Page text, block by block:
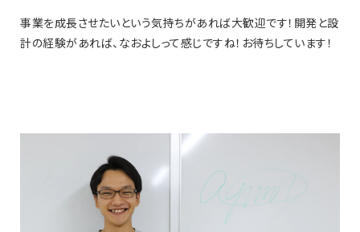
事業を成長させたいという気持ちがあれば大歓迎です！開発と設
計の経験があれば、なおよしって感じですね！お待ちしています！